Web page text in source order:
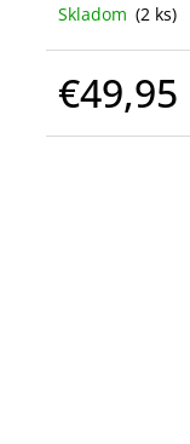
Skladom (2 ks)
€49,95